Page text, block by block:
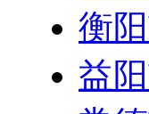
衡
益